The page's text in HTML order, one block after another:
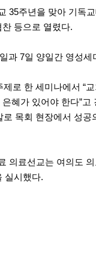
35주년을 맞아 기독
등으로 열렸다.
과 7일 양일간 영성
제로 한 세미나에서 “
혜가 있어야 한다”
로 목회 현장에서 성
의료선교는 여의도
실시했다.